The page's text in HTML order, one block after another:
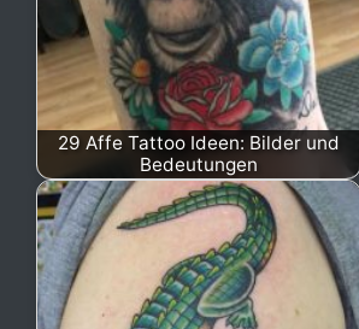
29 Affe Tattoo Ideen: Bilder und
Bedeutungen